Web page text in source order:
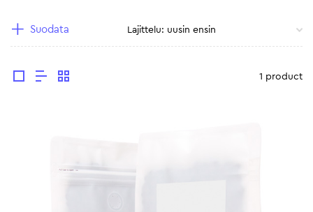
Suodata
1 product